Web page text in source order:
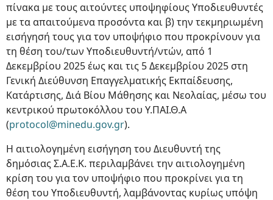
πίνακα με τους αιτούντες υποψηφίους Υποδιευθυντές
με τα απαιτούμενα προσόντα και β) την τεκμηριωμένη
εισήγησή τους για τον υποψήφιο που προκρίνουν για
τη θέση του/των Υποδιευθυντή/ντών, από 1
Δεκεμβρίου 2025 έως και τις 5 Δεκεμβρίου 2025 στη
Γενική Διεύθυνση Επαγγελματικής Εκπαίδευσης,
Κατάρτισης, Διά Βίου Μάθησης και Νεολαίας, μέσω του
κεντρικού πρωτοκόλλου του Υ.ΠΑΙ.Θ.Α
(protocol@minedu.gov.gr).
Η αιτιολογημένη εισήγηση του Διευθυντή της
δημόσιας Σ.Α.Ε.Κ. περιλαμβάνει την αιτιολογημένη
κρίση του για τον υποψήφιο που προκρίνει για τη
θέση του Υποδιευθυντή, λαμβάνοντας κυρίως υπόψη